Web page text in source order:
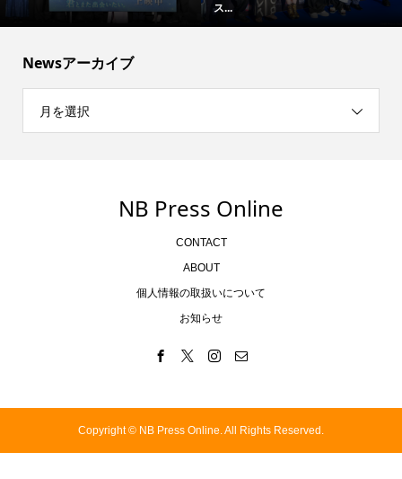
ス...
Newsアーカイブ
月を選択
NB Press Online
CONTACT
ABOUT
個人情報の取扱いについて
お知らせ
Copyright © NB Press Online. All Rights Reserved.